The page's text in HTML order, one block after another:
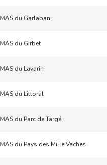
MAS du Garlaban
MAS du Girbet
MAS du Lavarin
MAS du Littoral
MAS du Parc de Targé
MAS du Pays des Mille Vaches